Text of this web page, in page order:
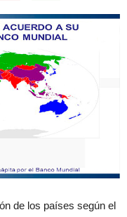
de los países según el